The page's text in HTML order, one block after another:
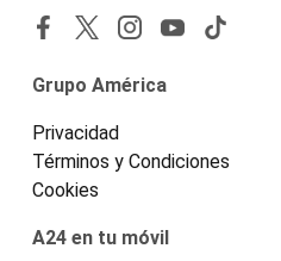
Grupo América
Privacidad
Términos y Condiciones
Cookies
A24 en tu móvil